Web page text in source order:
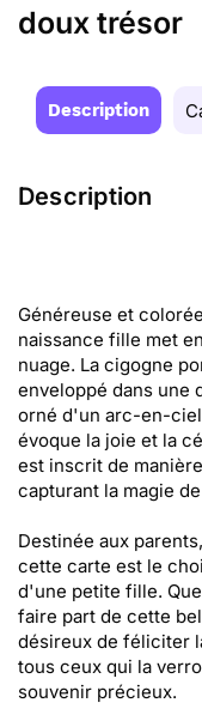
doux trésor
Description
Description
Généreuse et
naissance fille met
nuage. La cigogne
enveloppé dans une
orné d'un arc-en-
évoque la joie et la
est inscrit de
capturant la magie
Destinée aux
cette carte est le
d'une petite fille.
faire part de cette
désireux de féliciter
tous ceux qui la
souvenir précieux.